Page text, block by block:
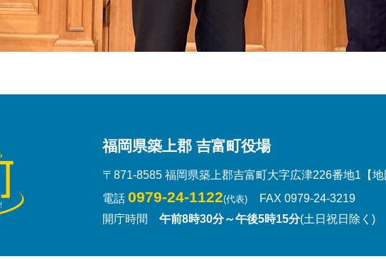
福岡県築上郡 吉富町役場
〒871-8585 福岡県築上郡吉富町大字広津226番地1 【地
電話 0979-24-1122(代表)
FAX 0979-24-3219
開庁時間 午前8時30分～午後5時15分(土日祝日除く)